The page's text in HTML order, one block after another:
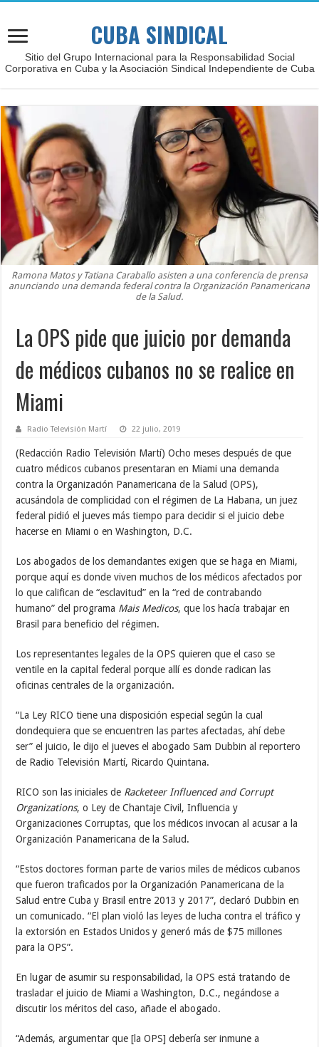
CUBA SINDICAL
Sitio del Grupo Internacional para la Responsabilidad Social
Corporativa en Cuba y la Asociación Sindical Independiente de Cuba
Ramona Matos y Tatiana Caraballo asisten a una conferencia de prensa
anunciando una demanda federal contra la Organización Panamericana
de la Salud.
La OPS pide que juicio por demanda
de médicos cubanos no se realice en
Miami
Radio Televisión Martí 22 julio, 2019
(Redacción Radio Televisión Martí) Ocho meses después de que
cuatro médicos cubanos presentaran en Miami una demanda
contra la Organización Panamericana de la Salud (OPS),
acusándola de complicidad con el régimen de La Habana, un juez
federal pidió el jueves más tiempo para decidir si el juicio debe
hacerse en Miami o en Washington, D.C.
Los abogados de los demandantes exigen que se haga en Miami,
porque aquí es donde viven muchos de los médicos afectados por
lo que califican de “esclavitud” en la “red de contrabando
humano” del programa Mais Medicos, que los hacía trabajar en
Brasil para beneficio del régimen.
Los representantes legales de la OPS quieren que el caso se
ventile en la capital federal porque allí es donde radican las
oficinas centrales de la organización.
“La Ley RICO tiene una disposición especial según la cual
dondequiera que se encuentren las partes afectadas, ahí debe
ser” el juicio, le dijo el jueves el abogado Sam Dubbin al reportero
de Radio Televisión Martí, Ricardo Quintana.
RICO son las iniciales de Racketeer Influenced and Corrupt
Organizations, o Ley de Chantaje Civil, Influencia y
Organizaciones Corruptas, que los médicos invocan al acusar a la
Organización Panamericana de la Salud.
“Estos doctores forman parte de varios miles de médicos cubanos
que fueron traficados por la Organización Panamericana de la
Salud entre Cuba y Brasil entre 2013 y 2017”, declaró Dubbin en
un comunicado. “El plan violó las leyes de lucha contra el tráfico y
la extorsión en Estados Unidos y generó más de $75 millones
para la OPS”.
En lugar de asumir su responsabilidad, la OPS está tratando de
trasladar el juicio de Miami a Washington, D.C., negándose a
discutir los méritos del caso, añade el abogado.
“Además, argumentar que [la OPS] debería ser inmune a